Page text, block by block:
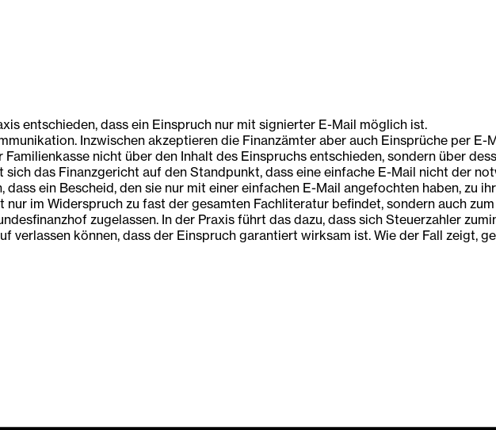
entschieden, dass ein Einspruch nur mit signierter E-Mail möglich ist.
Inzwischen akzeptieren die Finanzämter aber auch Einsprüche per
nicht über den Inhalt des Einspruchs entschieden, sondern über
das Finanzgericht auf den Standpunkt, dass eine einfache E-Mail nicht der
ein Bescheid, den sie nur mit einer einfachen E-Mail angefochten haben, zu
im Widerspruch zu fast der gesamten Fachliteratur befindet, sondern auch
zugelassen. In der Praxis führt das dazu, dass sich Steuerzahler
können, dass der Einspruch garantiert wirksam ist. Wie der Fall zeigt,